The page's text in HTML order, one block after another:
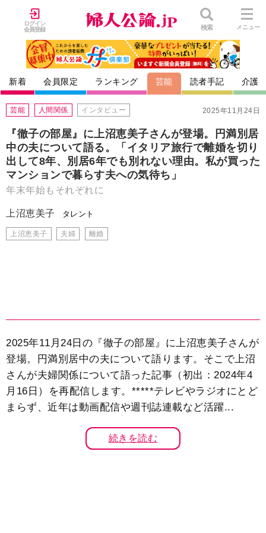
ログイン
会員登録
検索 メニュー
新着 会員限定 ランキング 芸能 読者手記 介護
2025年11月24日
芸能 人間関係 インタビュー
『徹子の部屋』に上沼恵美子さんが登場。円満別居
中の夫について語る。「イタリア旅行で離婚を切り
出して8年、別居6年でも別れない理由。私が買った
マンションで暮らす夫への気待ち」
年末年始もそれぞれに
上沼恵美子 タレント
上沼恵美子 夫婦 離婚
2025年11月24日の『徹子の部屋』に上沼恵美子さんが
登場。円満別居中の夫について語ります。そこで上沼
さんが夫婦関係について語った記事（初出：2024年4
月16日）を再配信します。*****テレビやラジオにとど
まらず、近年は動画配信や週刊誌連載など活躍...
続きを読む